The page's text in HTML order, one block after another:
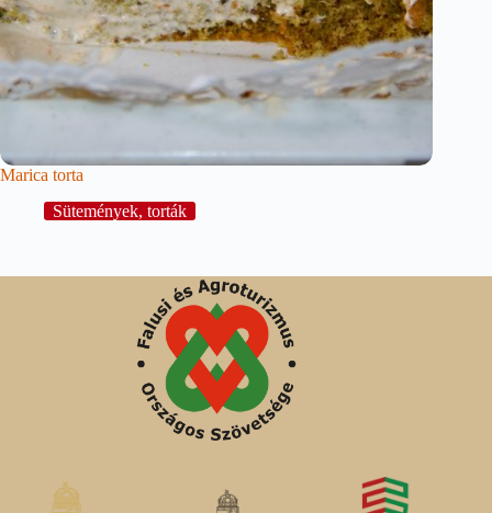
Marica torta
Sütemények, torták